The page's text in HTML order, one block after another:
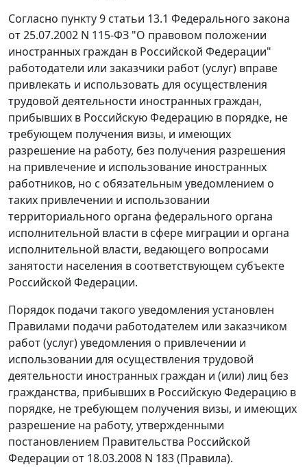
Согласно пункту 9 статьи 13.1 Федерального закона
от 25.07.2002 N 115-ФЗ "О правовом положении
иностранных граждан в Российской Федерации"
работодатели или заказчики работ (услуг) вправе
привлекать и использовать для осуществления
трудовой деятельности иностранных граждан,
прибывших в Российскую Федерацию в порядке, не
требующем получения визы, и имеющих
разрешение на работу, без получения разрешения
на привлечение и использование иностранных
работников, но с обязательным уведомлением о
таких привлечении и использовании
территориального органа федерального органа
исполнительной власти в сфере миграции и органа
исполнительной власти, ведающего вопросами
занятости населения в соответствующем субъекте
Российской Федерации.
Порядок подачи такого уведомления установлен
Правилами подачи работодателем или заказчиком
работ (услуг) уведомления о привлечении и
использовании для осуществления трудовой
деятельности иностранных граждан и (или) лиц без
гражданства, прибывших в Российскую Федерацию в
порядке, не требующем получения визы, и имеющих
разрешение на работу, утвержденными
постановлением Правительства Российской
Федерации от 18.03.2008 N 183 (Правила).